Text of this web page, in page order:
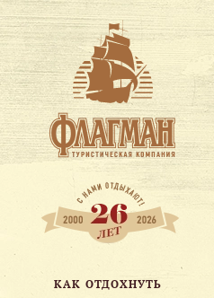
КАК ОТДОХНУТЬ